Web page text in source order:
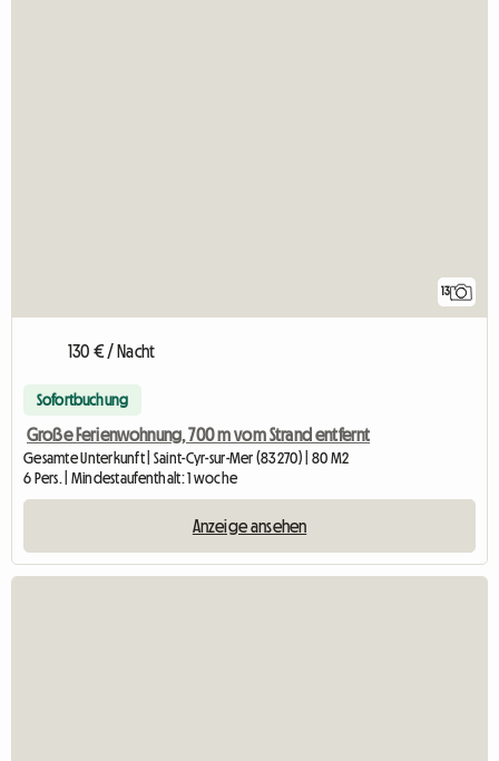
13
130 € / Nacht
Sofortbuchung
Große Ferienwohnung, 700 m vom Strand entfernt
Gesamte Unterkunft | Saint-Cyr-sur-Mer (83270) | 80 M2
6 Pers. | Mindestaufenthalt: 1 woche
Anzeige ansehen